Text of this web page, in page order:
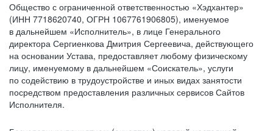
Общество с ограниченной ответственностью «Хэдхантер»
(ИНН 7718620740, ОГРН 1067761906805), именуемое
в дальнейшем «Исполнитель», в лице Генерального
директора Сергиенкова Дмитрия Сергеевича, действующего
на основании Устава, предоставляет любому физическому
лицу, именуемому в дальнейшем «Соискатель», услуги
по содействию в трудоустройстве и иных видах занятости
посредством предоставления различных сервисов Сайтов
Исполнителя.